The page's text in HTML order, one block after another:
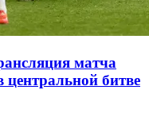
матча
битве